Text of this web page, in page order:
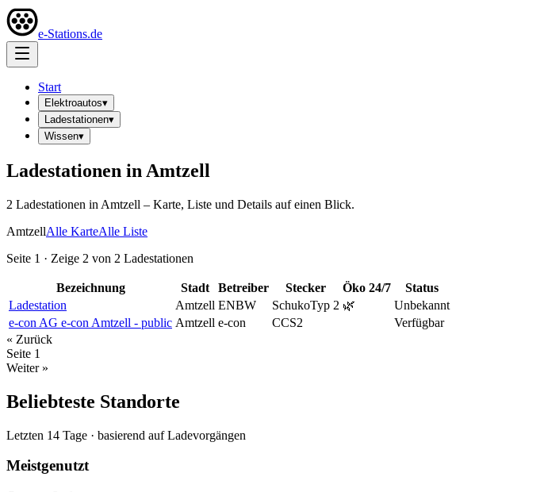
e-Stations.de
Start
Elektroautos▾
Ladestationen▾
Wissen▾
Ladestationen in Amtzell
2 Ladestationen in Amtzell – Karte, Liste und Details auf einen Blick.
AmtzellAlle KarteAlle Liste
Seite 1 · Zeige 2 von 2 Ladestationen
Bezeichnung Stadt Betreiber Stecker Öko 24/7
Status
Ladestation
Amtzell ENBW SchukoTyp 2 🌿
Unbekannt
e-con AG e-con Amtzell - public Amtzell e-con CCS2
Verfügbar
« Zurück
Seite 1
Weiter »
Beliebteste Standorte
Letzten 14 Tage · basierend auf Ladevorgängen
Meistgenutzt